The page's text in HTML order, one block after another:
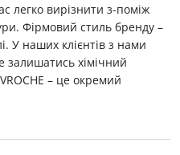
легко вирізнити з-поміж
Фірмовий стиль бренду –
У наших клієнтів з нами
залишатись хімічний
– це окремий